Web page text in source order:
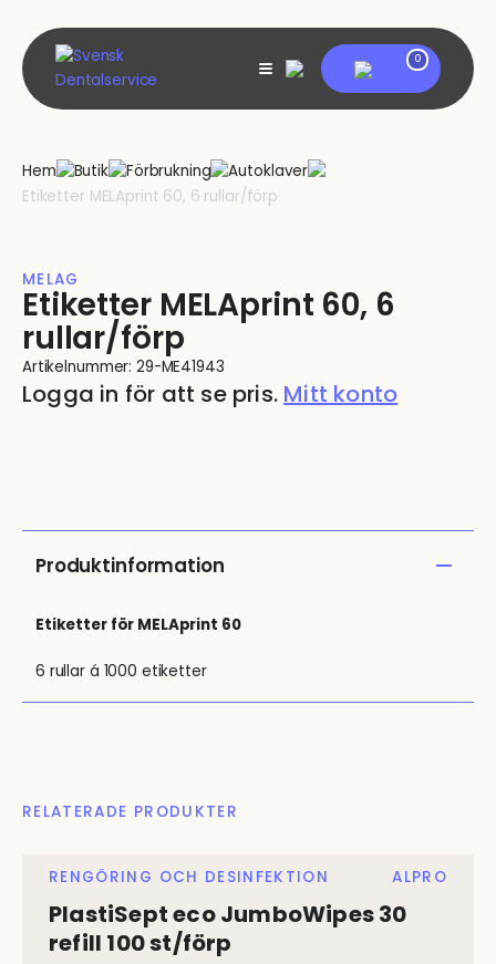
content
My account
View
shopping
0
Hem Butik Förbrukning
Autoklaver
Etiketter MELAprint 60, 6 rullar/förp
MELAG
Etiketter MELAprint 60, 6
rullar/förp
Artikelnummer: 29-ME41943
Logga in för att se pris. Mitt konto
Produktinformation
Etiketter för MELAprint 60
6 rullar á 1000 etiketter
RELATERADE PRODUKTER
RENGÖRING OCH DESINFEKTION ALPRO
PlastiSept eco JumboWipes 30
refill 100 st/förp